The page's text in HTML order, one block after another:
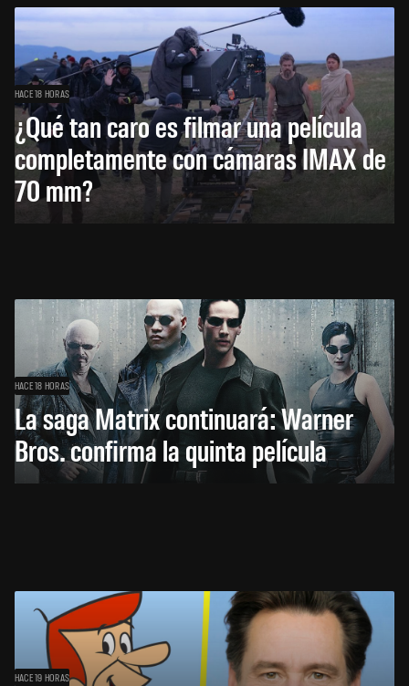
HACE 18 HORAS
¿Qué tan caro es filmar una película
completamente con cámaras IMAX de
70 mm?
HACE 18 HORAS
La saga Matrix continuará: Warner
Bros. confirma la quinta película
HACE 19 HORAS